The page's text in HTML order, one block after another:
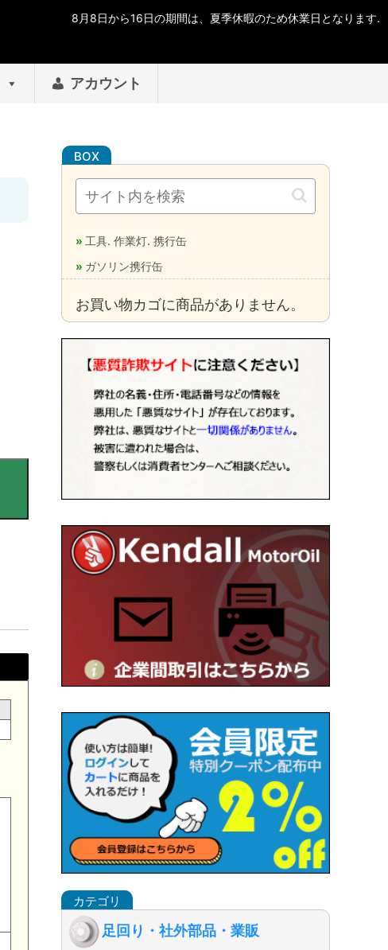
アカウント
工具. 作業灯. 携行缶
ガソリン携行缶
お買い物カゴに商品がありません。
足回り・社外部品・業販